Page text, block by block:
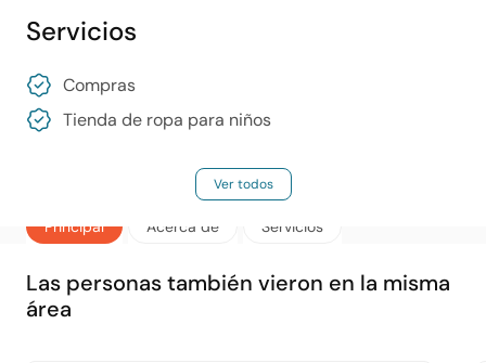
Principal Acerca de Servicios
Servicios
Compras
Tienda de ropa para niños
Ver todos
Las personas también vieron en la misma
área